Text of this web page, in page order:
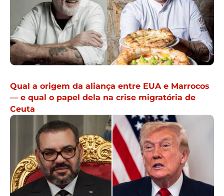
Qual a origem da aliança entre EUA e Marrocos
— e qual o papel dela na crise migratória de
Ceuta